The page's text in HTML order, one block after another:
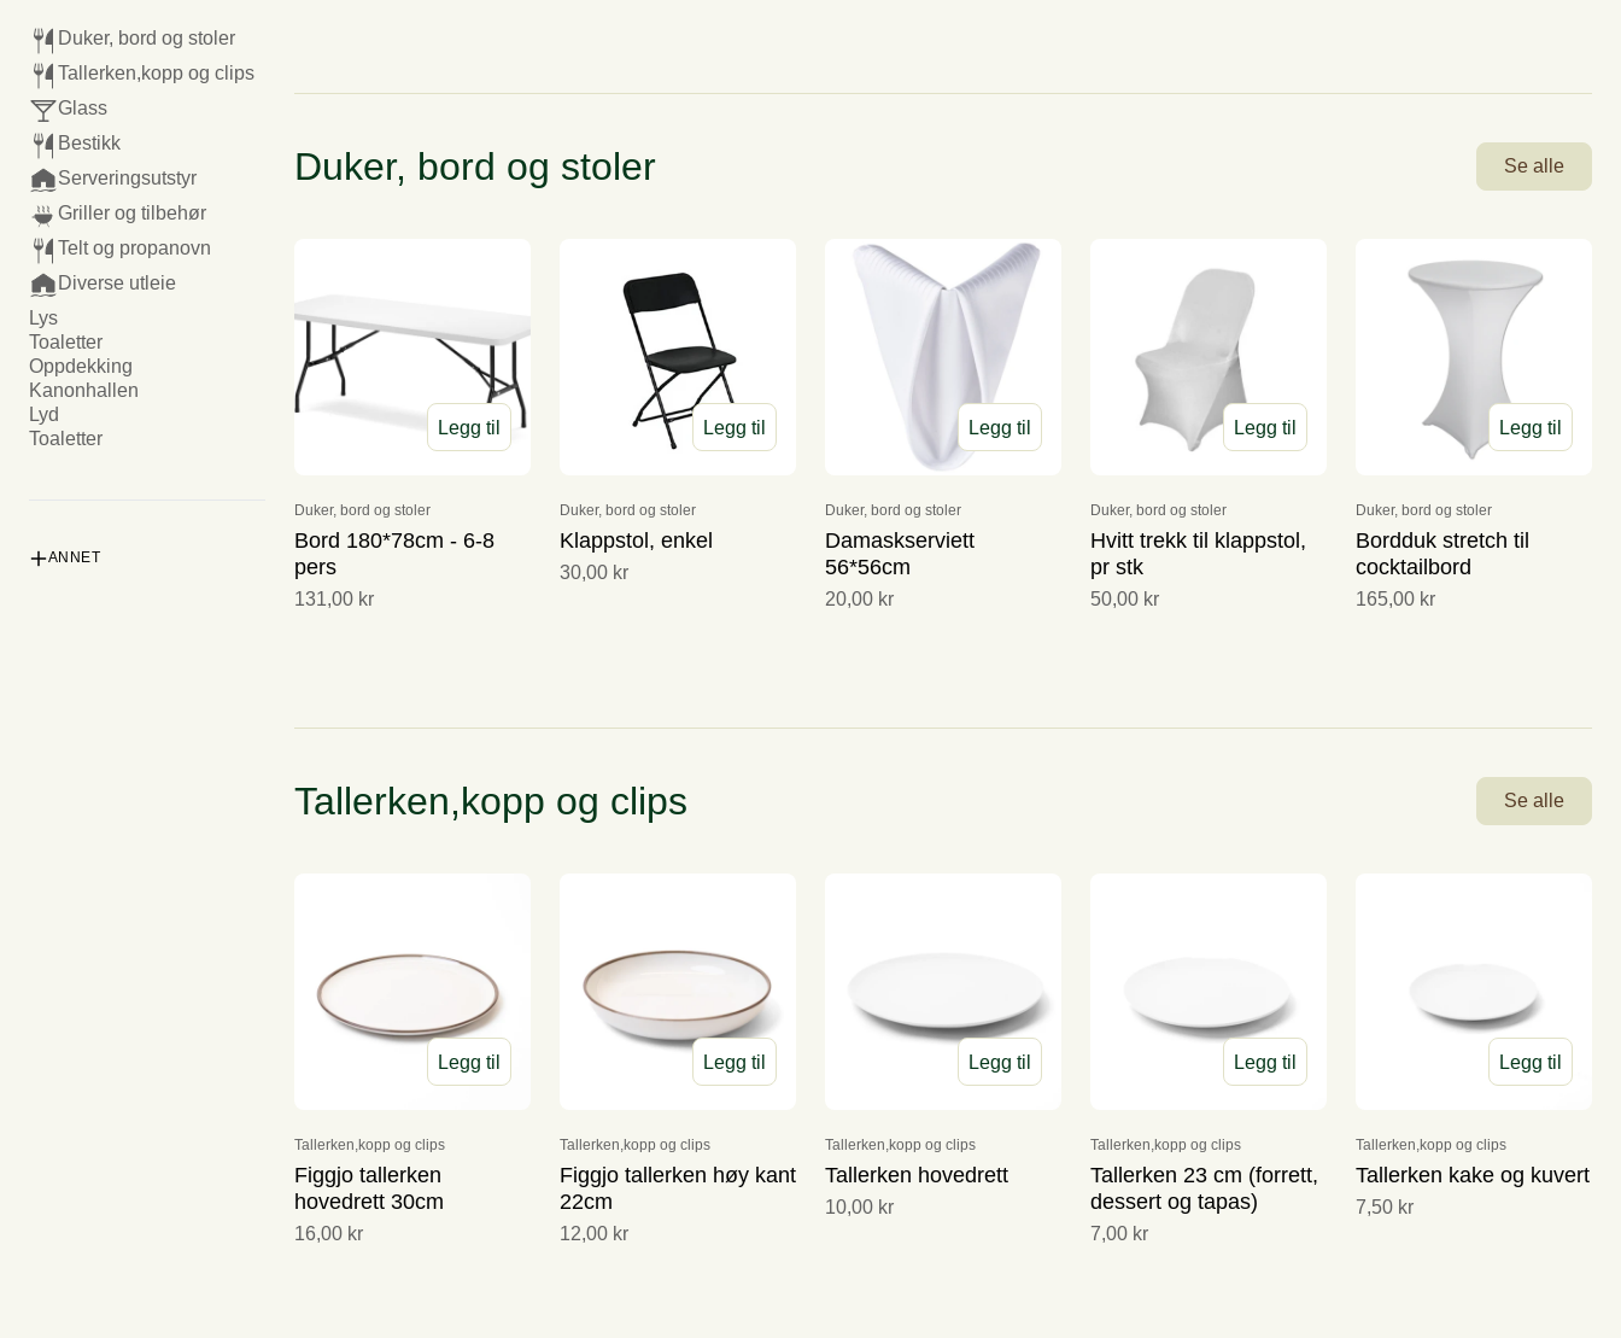
Buffetmenyer
Varmretter
Selskapsmat
Kaker
Bakverk
Dessert
Sesongmenyer
17.Mai-Menyer
Min side
Julemeny 2026
Annen varm drikke
Avec
Bobler
Hvitvin
Rødvin
Øl og cider
Duker, bord og stoler
Tallerken,kopp og clips
Glass
Bestikk
Serveringsutstyr
Griller og tilbehør
Telt og propanovn
Diverse utleie
Lys
Toaletter
Oppdekking
Kanonhallen
Lyd
Toaletter
ANNET
Duker, bord og stoler Se alle
Legg til
Duker, bord og stoler
Bord 180*78cm - 6-8
pers
131,00 kr
Legg til
Duker, bord og stoler
Klappstol, enkel
30,00 kr
Legg til
Duker, bord og stoler
Damaskserviett
56*56cm
20,00 kr
Legg til
Duker, bord og stoler
Hvitt trekk til klappstol,
pr stk
50,00 kr
Legg til
Duker, bord og stoler
Bordduk stretch til
cocktailbord
165,00 kr
Tallerken,kopp og clips Se alle
Legg til
Tallerken,kopp og clips
Figgjo tallerken
hovedrett 30cm
16,00 kr
Legg til
Tallerken,kopp og clips
Figgjo tallerken høy kant
22cm
12,00 kr
Legg til
Tallerken,kopp og clips
Tallerken hovedrett
10,00 kr
Legg til
Tallerken,kopp og clips
Tallerken 23 cm (forrett,
dessert og tapas)
7,00 kr
Legg til
Tallerken,kopp og clips
Tallerken kake og kuvert
7,50 kr